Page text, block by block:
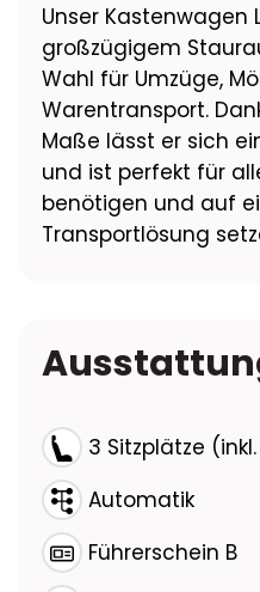
Unser Kastenwagen
großzügigem
Wahl für Umzüge,
Warentransport.
Maße lässt er sich
und ist perfekt für
benötigen und auf
Transportlösung
3 Sitzplätze
Automatik
Führerschein B